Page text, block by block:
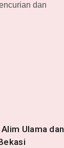
dan
Ulama dan